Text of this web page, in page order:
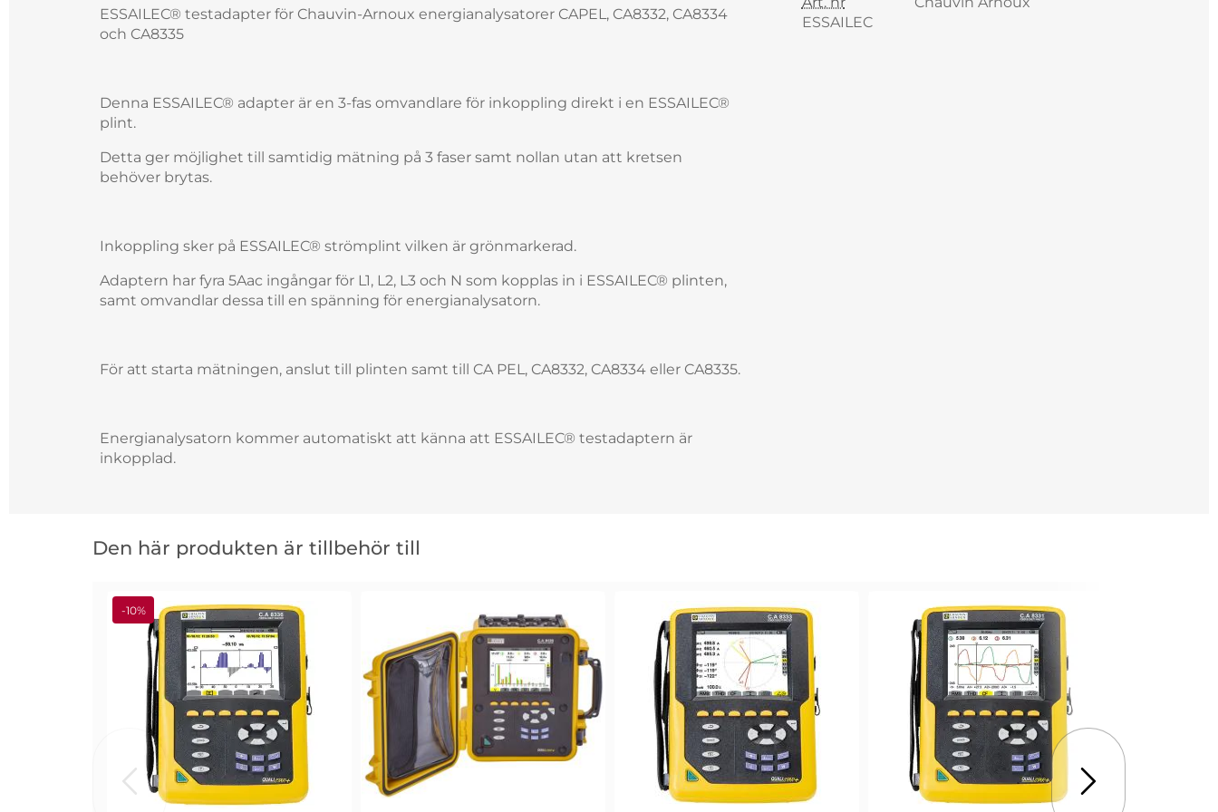
ESSAILEC® testadapter för Chauvin-Arnoux energianalysatorer CAPEL, CA8332, CA8334
och CA8335
Denna ESSAILEC® adapter är en 3-fas omvandlare för inkoppling direkt i en ESSAILEC®
plint.
Detta ger möjlighet till samtidig mätning på 3 faser samt nollan utan att kretsen
behöver brytas.
Inkoppling sker på ESSAILEC® strömplint vilken är grönmarkerad.
Adaptern har fyra 5Aac ingångar för L1, L2, L3 och N som kopplas in i ESSAILEC® plinten,
samt omvandlar dessa till en spänning för energianalysatorn.
För att starta mätningen, anslut till plinten samt till CA PEL, CA8332, CA8334 eller CA8335.
Energianalysatorn kommer automatiskt att känna att ESSAILEC® testadaptern är
inkopplad.
ESSAILEC
Den här produkten är tillbehör till
-10%